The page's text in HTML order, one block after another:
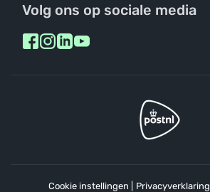
Volg ons op sociale media
Cookie instellingen Privacyverklaring